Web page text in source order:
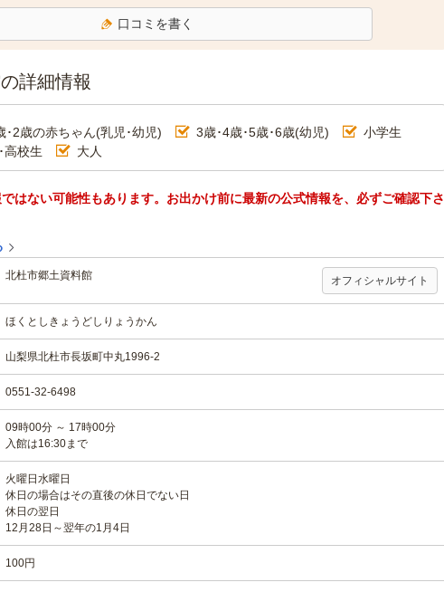
口コミを書く
詳細情報
･2歳の赤ちゃん(乳児･幼児) 3歳･4歳･5歳･6歳(幼児)
小学生
高校生
大人
はない可能性もあります。お出かけ前に最新の公式情報を、必ずご確認下さ
北杜市郷土資料館 オフィシャルサイト
ほくとしきょうどしりょうかん
山梨県北杜市長坂町中丸1996-2
0551-32-6498
09時00分 ～ 17時00分
入館は16:30まで
火曜日 水曜日
休日の場合はその直後の休日でない日
休日の翌日
12月28日～翌年の1月4日
100円